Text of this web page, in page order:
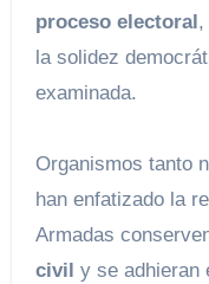
proceso electoral ,
la solidez
examinada.
Organismos tanto
han enfatizado la
Armadas
civil y se adhieran